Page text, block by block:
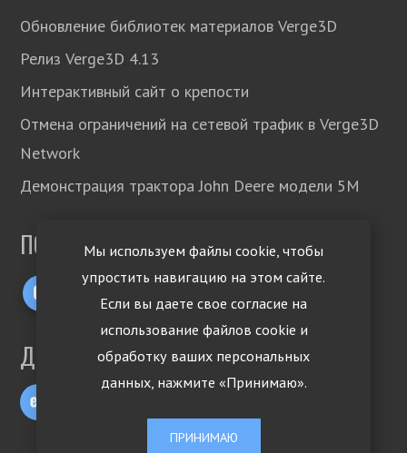
Мы используем файлы cookie, чтобы
упростить навигацию на этом сайте.
Если вы даете свое согласие на
использование файлов cookie и
обработку ваших персональных
данных, нажмите «Принимаю».
ПРИНИМАЮ
Обновление библиотек материалов Verge3D
Релиз Verge3D 4.13
Интерактивный сайт о крепости
Отмена ограничений на сетевой трафик в Verge3D
Network
Демонстрация трактора John Deere модели 5М
ПОДПИСЫВАЙТЕСЬ!
ДРУГИЕ ЯЗЫКИ